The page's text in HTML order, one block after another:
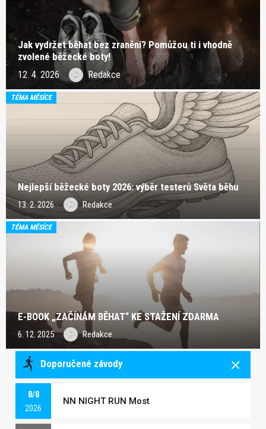
Jak vydržet běhat bez zranění? Pomůžou ti i vhodně
zvolené běžecké boty!
12. 4. 2026 Redakce
TÉMA MĚSÍCE
Nejlepší běžecké boty 2026: výběr testerů Světa běhu
13. 2. 2026 Redakce
TÉMA MĚSÍCE
E-BOOK „ZAČÍNÁM BĚHAT“ KE STAŽENÍ ZDARMA
6. 12. 2025 Redakce
Doporučené závody
8/8
2026
NN NIGHT RUN Most